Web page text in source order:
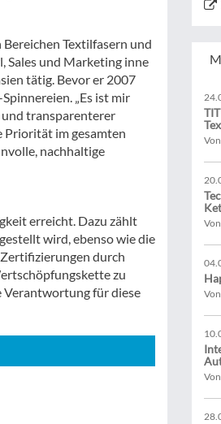
Textilfasern und
Sales und Marketing inne
tätig. Bevor er 2007
„Es ist mir
und transparenterer
Priorität im gesamten
nachhaltige
erreicht. Dazu zählt
wird, ebenso wie die
durch
zu
Verantwortung für diese